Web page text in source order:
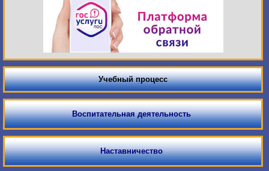
Учебный процесс
Воспитательная деятельность
Наставничество